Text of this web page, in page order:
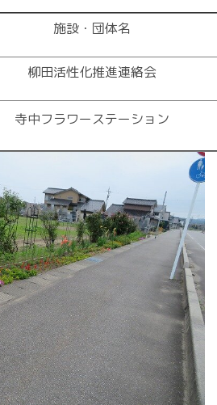
施設・団体名
柳田活性化推進連絡会
寺中フラワーステーション